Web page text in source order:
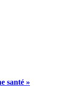
santé »